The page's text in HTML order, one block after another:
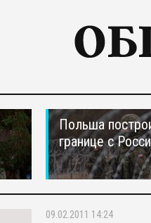
Польша
границе с
09.02.2011 14:24